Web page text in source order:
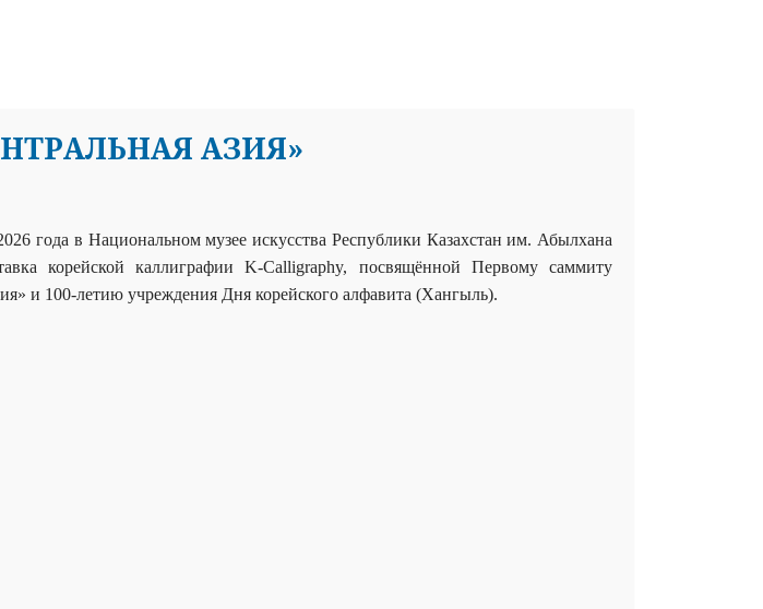
АЗИЯ»
года в Национальном музее искусства Республики Казахстан им. Абылхана
корейской каллиграфииK-Calligraphy, посвящённой Первому саммиту
и 100-летию учреждения Дня корейского алфавита (Хангыль).